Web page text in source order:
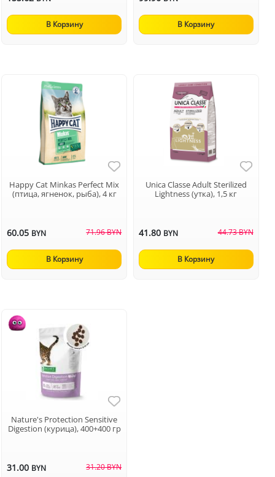
В Корзину В Корзину
Happy Cat Minkas Perfect Mix
(птица, ягненок, рыба), 4 кг
60.05 BYN 71.96 BYN
В Корзину
Unica Classe Adult Sterilized
Lightness (утка), 1,5 кг
41.80 BYN 44.73 BYN
В Корзину
Nature's Protection Sensitive
Digestion (курица), 400+400 гр
31.00 BYN 31.20 BYN